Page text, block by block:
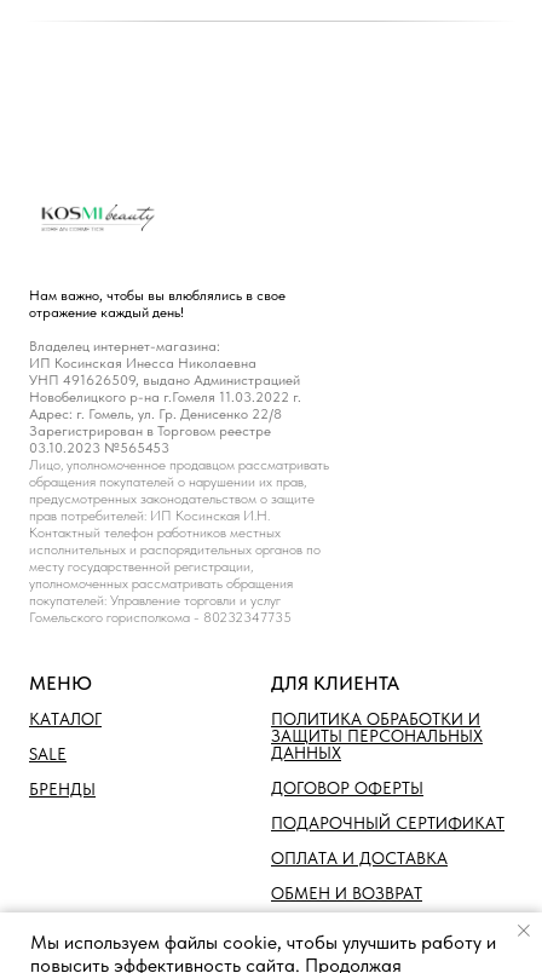
Нам важно, чтобы вы влюблялись в свое
отражение каждый день!
Владелец интернет-магазина:
ИП Косинская Инесса Николаевна
УНП 491626509, выдано Администрацией
Новобелицкого р-на г.Гомеля 11.03.2022 г.
Адрес: г. Гомель, ул. Гр. Денисенко 22/8
Зарегистрирован в Торговом реестре
03.10.2023 №565453
Лицо, уполномоченное продавцом рассматривать
обращения покупателей о нарушении их прав,
предусмотренных законодательством о защите
прав потребителей: ИП Косинская И.Н.
Контактный телефон работников местных
исполнительных и распорядительных органов по
месту государственной регистрации,
уполномоченных рассматривать обращения
покупателей: Управление торговли и услуг
Гомельского горисполкома - 80232347735
МЕНЮ
КАТАЛОГ
SALE
БРЕНДЫ
ДЛЯ КЛИЕНТА
ПОЛИТИКА ОБРАБОТКИ И
ЗАЩИТЫ ПЕРСОНАЛЬНЫХ
ДАННЫХ
ДОГОВОР ОФЕРТЫ
ПОДАРОЧНЫЙ СЕРТИФИКАТ
ОПЛАТА И ДОСТАВКА
ОБМЕН И ВОЗВРАТ
Мы используем файлы cookie, чтобы улучшить работу и
повысить эффективность сайта. Продолжая